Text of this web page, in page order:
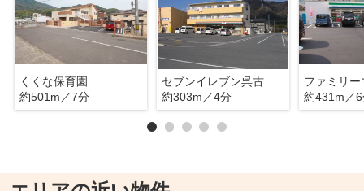
くくな保育園
約501m／7分
セブンイレブン呉古新開店
約303m／4分
約431m／